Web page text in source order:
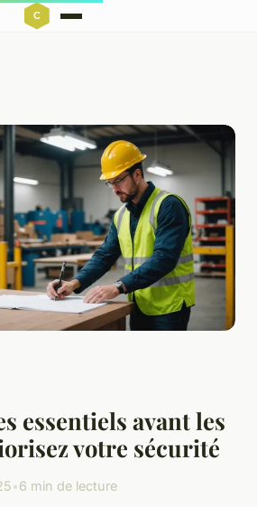
essentiels avant les
votre sécurité
•6 min de lecture